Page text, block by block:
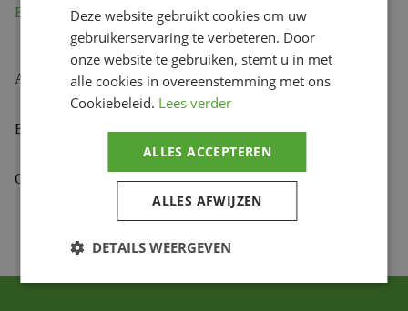
Beschrijving
Aanvullende informatie
Beoordelingen (0)
Gekoppelde Motoren
Deze website gebruikt cookies om uw
gebruikerservaring te verbeteren. Door
onze website te gebruiken, stemt u in met
alle cookies in overeenstemming met ons
Cookiebeleid. Lees verder
ALLES ACCEPTEREN
ALLES AFWIJZEN
DETAILS WEERGEVEN